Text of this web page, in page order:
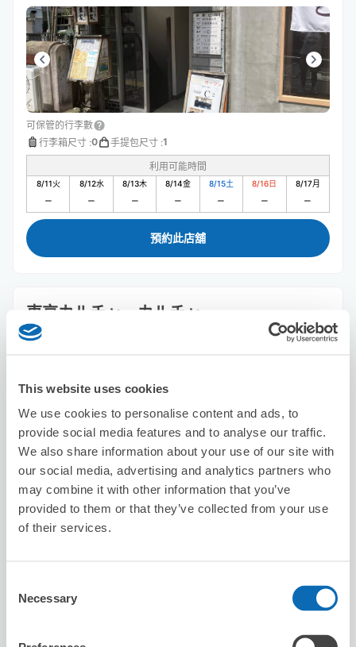
This website uses cookies
We use cookies to personalise content and ads, to
provide social media features and to analyse our traffic.
We also share information about your use of our site with
our social media, advertising and analytics partners who
may combine it with other information that you’ve
provided to them or that they’ve collected from your use
of their services.
Selection
Necessary
可保管的行李數
行李箱尺寸 :0 手提包尺寸 :1
利用可能時間
8/11火 8/12水 8/13木 8/14金 8/15土 8/16日 8/17月
預約此店舖
東京カルチャーカルチャー
从渋谷站步行5分钟。
可保管的行李數
行李箱尺寸:50 手提包尺寸:50